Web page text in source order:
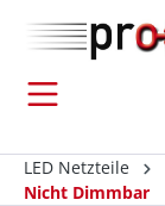
springen
LED Netzteile
Nicht Dimmbar